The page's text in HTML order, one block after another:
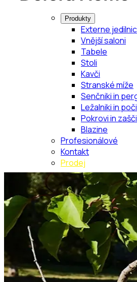
Produkty
Externe
Vnější saloni
Tabele
Stoli
Kavči
Stranské míže
Senčniki in
Ležalniki in
Pokrovi in
Blazine
Profesionálové
Kontakt
Prodej
Hledat